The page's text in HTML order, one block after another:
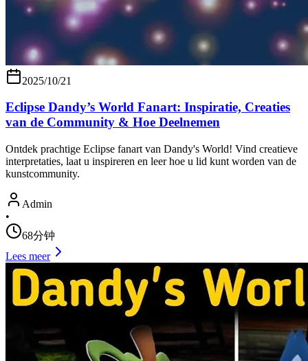
2025/10/21
Eclipse Dandy’s World Fanart: Inspiratie, Creaties
van de Community & Hoe Deelnemen
Ontdek prachtige Eclipse fanart van Dandy's World! Vind creatieve
interpretaties, laat u inspireren en leer hoe u lid kunt worden van de
kunstcommunity.
Admin
•
68分钟
Lees meer